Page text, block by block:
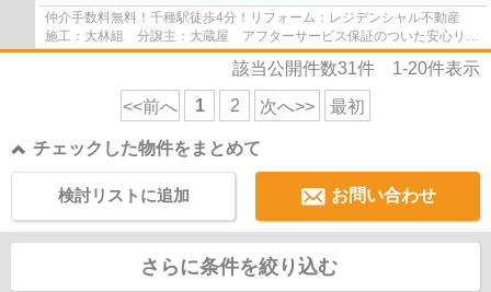
仲介手数料無料！千種駅徒歩4分！リフォーム：レジデンシャル不動産
施工：大林組 分譲主：大蔵屋 アフターサービス保証のついた安心リフ
ォーム物件です。
該当公開件数31件 1-20件表示
<<前へ 1 2 次へ>> 最初
チェックした物件をまとめて
お問い合わせ
検討リストに追加
さらに条件を絞り込む